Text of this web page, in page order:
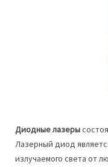
Диодные лазеры
Лазерный диод
излучаемого света от